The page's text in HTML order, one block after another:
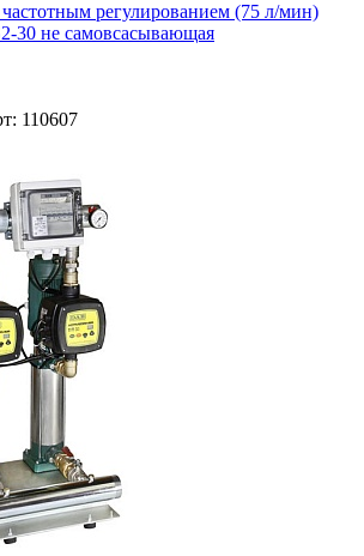
регулированием (75 л/мин)
30 не самовсасывающая
110607